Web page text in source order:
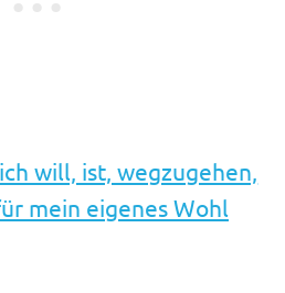
will, ist, wegzugehen,
mein eigenes Wohl